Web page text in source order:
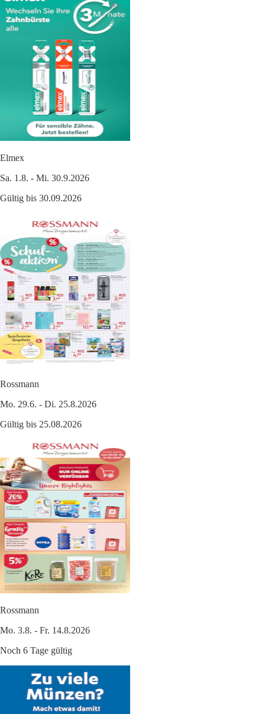
Elmex
Sa. 1.8. - Mi. 30.9.2026
Gültig bis 30.09.2026
Rossmann
Mo. 29.6. - Di. 25.8.2026
Gültig bis 25.08.2026
Rossmann
Mo. 3.8. - Fr. 14.8.2026
Noch 6 Tage gültig